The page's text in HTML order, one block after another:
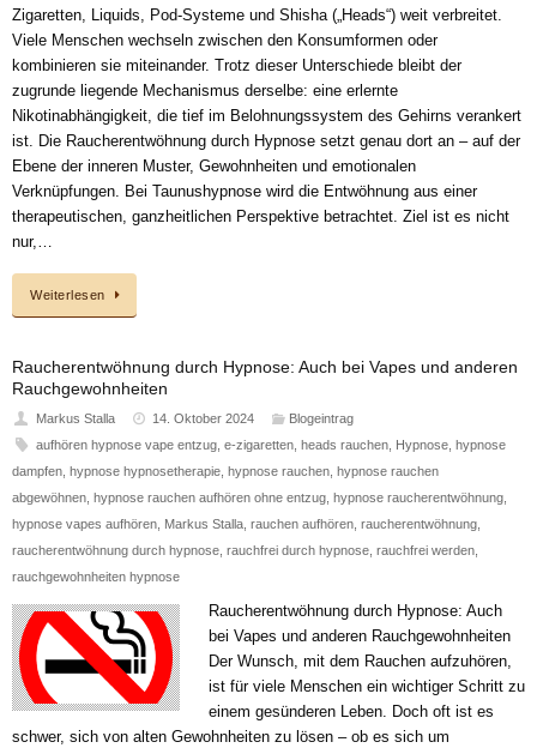
Zigaretten, Liquids, Pod-Systeme und Shisha („Heads“) weit verbreitet.
Viele Menschen wechseln zwischen den Konsumformen oder
kombinieren sie miteinander. Trotz dieser Unterschiede bleibt der
zugrunde liegende Mechanismus derselbe: eine erlernte
Nikotinabhängigkeit, die tief im Belohnungssystem des Gehirns verankert
ist. Die Raucherentwöhnung durch Hypnose setzt genau dort an – auf der
Ebene der inneren Muster, Gewohnheiten und emotionalen
Verknüpfungen. Bei Taunushypnose wird die Entwöhnung aus einer
therapeutischen, ganzheitlichen Perspektive betrachtet. Ziel ist es nicht
nur,…
Weiterlesen
Raucherentwöhnung durch Hypnose: Auch bei Vapes und anderen
Rauchgewohnheiten
Markus Stalla 14. Oktober 2024
Blogeintrag
aufhören hypnose vape entzug, e-zigaretten, heads rauchen, Hypnose, hypnose
dampfen, hypnose hypnosetherapie, hypnose rauchen, hypnose rauchen
abgewöhnen, hypnose rauchen aufhören ohne entzug, hypnose raucherentwöhnung,
hypnose vapes aufhören, Markus Stalla, rauchen aufhören, raucherentwöhnung,
raucherentwöhnung durch hypnose, rauchfrei durch hypnose, rauchfrei werden,
rauchgewohnheiten hypnose
Raucherentwöhnung durch Hypnose: Auch
bei Vapes und anderen Rauchgewohnheiten
Der Wunsch, mit dem Rauchen aufzuhören,
ist für viele Menschen ein wichtiger Schritt zu
einem gesünderen Leben. Doch oft ist es
schwer, sich von alten Gewohnheiten zu lösen – ob es sich um